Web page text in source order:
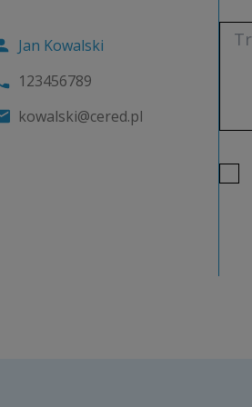
Jan Kowalski
123456789
kowalski@cered.pl